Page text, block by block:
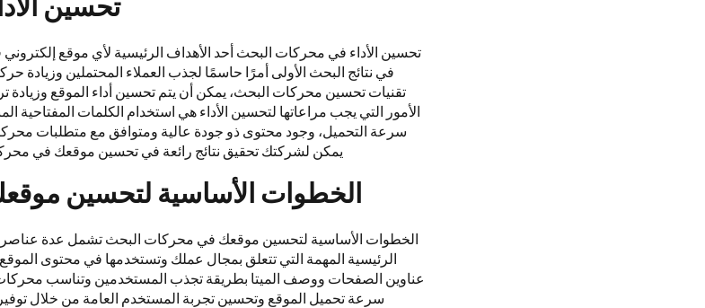
تحسين الأداء في محركات البحث أحد الأهداف الرئيسية لأي موقع
في نتائج البحث الأولى أمرًا حاسمًا لجذب العملاء المحتملين وزيادة
تقنيات تحسين محركات البحث، يمكن أن يتم تحسين أداء الموقع
الأمور التي يجب مراعاتها لتحسين الأداء هي استخدام الكلمات المفتاحية
سرعة التحميل، وجود محتوى ذو جودة عالية ومتوافق مع متطلبات
يمكن لشركتك تحقيق نتائج رائعة في تحسين موقعك في
الخطوات الأساسية لتحسين
الخطوات الأساسية لتحسين موقعك في محركات البحث تشمل عدة عناصر
الرئيسية المهمة التي تتعلق بمجال عملك وتستخدمها في محتوى
عناوين الصفحات ووصف الميتا بطريقة تجذب المستخدمين وتناسب
سرعة تحميل الموقع وتحسين تجربة المستخدم العامة من خلال